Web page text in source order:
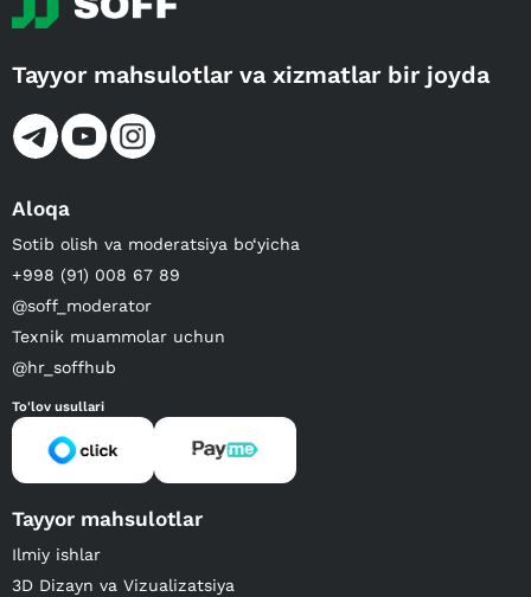
Tayyor mahsulotlar va xizmatlar bir joyda
Aloqa
Sotib olish va moderatsiya bo‘yicha
+998 (91) 008 67 89
@soff_moderator
Texnik muammolar uchun
@hr_soffhub
To'lov usullari
Tayyor mahsulotlar
Ilmiy ishlar
3D Dizayn va Vizualizatsiya